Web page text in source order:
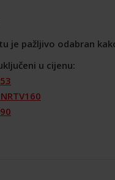
je pažljivo odabran
u cijenu: